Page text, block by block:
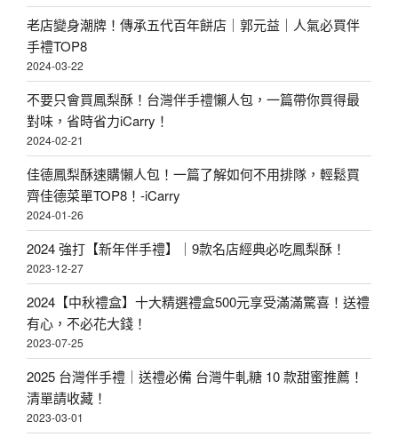
老店變身潮牌！傳承五代百年餅店｜郭元益｜人氣必買伴
手禮TOP8
2024-03-22
不要只會買鳳梨酥！台灣伴手禮懶人包，一篇帶你買得最
對味，省時省力iCarry！
2024-02-21
佳德鳳梨酥速購懶人包！一篇了解如何不用排隊，輕鬆買
齊佳德菜單TOP8！-iCarry
2024-01-26
2024 強打【新年伴手禮】｜9款名店經典必吃鳳梨酥！
2023-12-27
2024【中秋禮盒】十大精選禮盒500元享受滿滿驚喜！送禮
有心，不必花大錢！
2023-07-25
2025 台灣伴手禮｜送禮必備 台灣牛軋糖 10 款甜蜜推薦！
清單請收藏！
2023-03-01